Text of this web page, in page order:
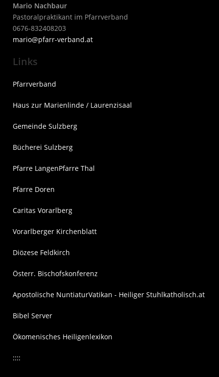
Mario Nachbaur
Pastoralpraktikant im Pfarrverband
0676-832408203
mario@pfarr-verband.at
Links
Pfarrverband
Haus zur Marienlinde / Laurenzisaal
Gemeinde Sulzberg
Bücherei Sulzberg
Pfarre LangenPfarre Thal
Pfarre Doren
Caritas Vorarlberg
Vorarlberger Kirchenblatt
Diözese Feldkirch
Österr. Bischofskonferenz
Apostolische NuntiaturVatikan - Heiliger Stuhlkatholisch.at
Bibel Server
Ökomenisches Heiligenlexikon
::::